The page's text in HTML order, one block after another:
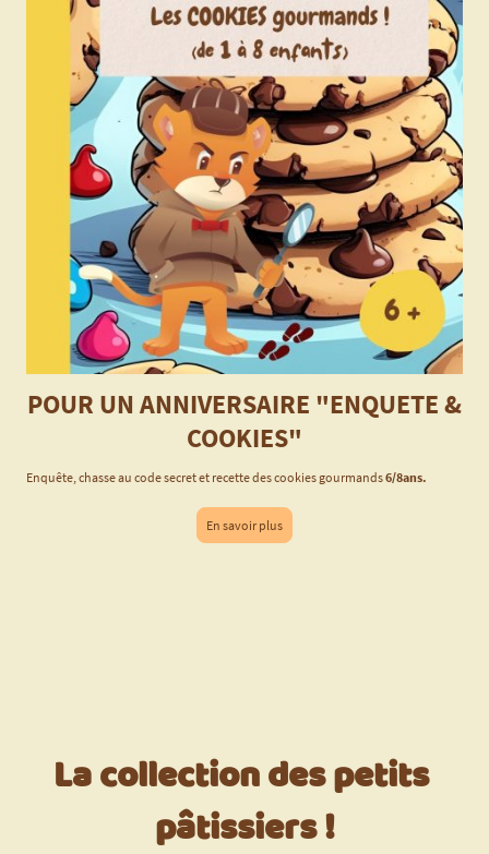
POUR UN ANNIVERSAIRE "ENQUETE &
COOKIES"
Enquête, chasse au code secret et recette des cookies gourmands6/8ans.
En savoir plus
La collection des petits
pâtissiers !